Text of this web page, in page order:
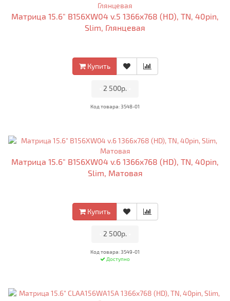
Матрица 15.6" B156XW04 v.5 1366x768 (HD), TN, 40pin,
Slim, Глянцевая
Купить
2 500р.
Код товара: 3548-01
Матрица 15.6" B156XW04 v.6 1366x768 (HD), TN, 40pin,
Slim, Матовая
Купить
2 500р.
Код товара: 3549-01
Доступно